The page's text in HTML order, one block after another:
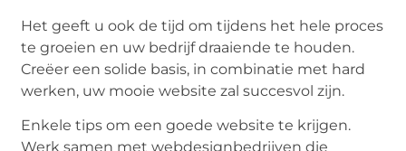
Het geeft u ook de tijd om tijdens het hele proces
te groeien en uw bedrijf draaiende te houden.
Creëer een solide basis, in combinatie met hard
werken, uw mooie website zal succesvol zijn.
Enkele tips om een ​​goede website te krijgen.
Werk samen met webdesignbedrijven die